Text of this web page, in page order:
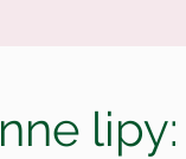
lipy: